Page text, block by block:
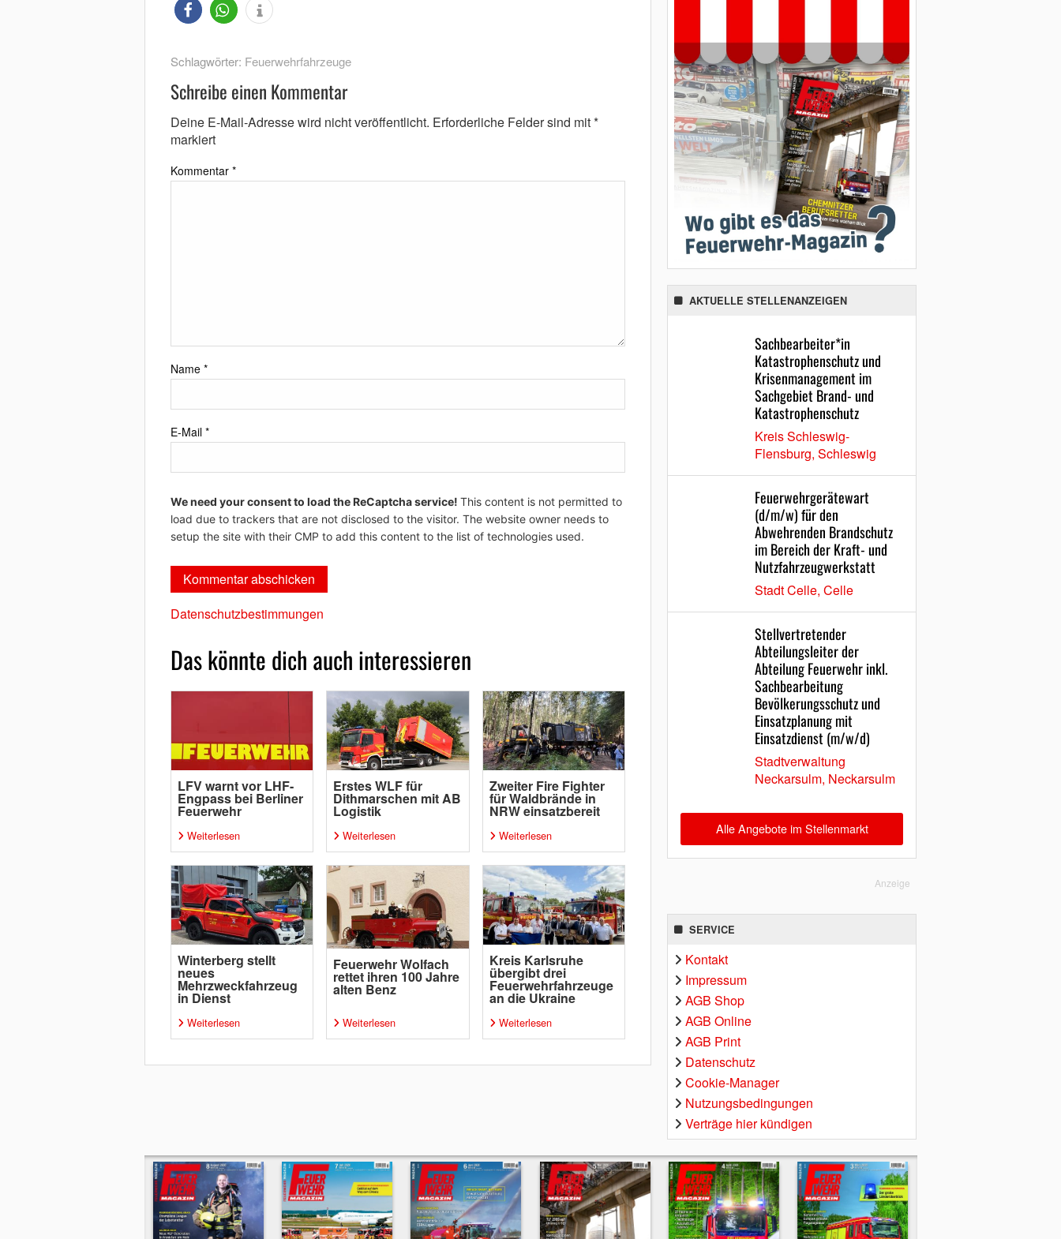
Schlagwörter: Feuerwehrfahrzeuge
Schreibe einen Kommentar
Deine E-Mail-Adresse wird nicht veröffentlicht. Erforderliche Felder sind mit*
markiert
Kommentar *
Name *
E-Mail *
We need your consent to load the ReCaptcha service! This content is not permitted to
load due to trackers that are not disclosed to the visitor. The website owner needs to
setup the site with their CMP to add this content to the list of technologies used.
Datenschutzbestimmungen
Das könnte dich auch interessieren
LFV warnt vor LHF-
Engpass bei Berliner
Feuerwehr
Weiterlesen
Erstes WLF für
Dithmarschen mit AB
Logistik
Weiterlesen
Zweiter Fire Fighter
für Waldbrände in
NRW einsatzbereit
Weiterlesen
Winterberg stellt
neues
Mehrzweckfahrzeug
in Dienst
Weiterlesen
Feuerwehr Wolfach
rettet ihren 100 Jahre
alten Benz
Weiterlesen
Kreis Karlsruhe
übergibt drei
Feuerwehrfahrzeuge
an die Ukraine
Weiterlesen
AKTUELLE STELLENANZEIGEN
Sachbearbeiter*in
Katastrophenschutz und
Krisenmanagement im
Sachgebiet Brand- und
Katastrophenschutz
Kreis Schleswig-
Flensburg, Schleswig
Feuerwehrgerätewart
(d/m/w) für den
Abwehrenden Brandschutz
im Bereich der Kraft- und
Nutzfahrzeugwerkstatt
Stadt Celle, Celle
Stellvertretender
Abteilungsleiter der
Abteilung Feuerwehr inkl.
Sachbearbeitung
Bevölkerungsschutz und
Einsatzplanung mit
Einsatzdienst (m/w/d)
Stadtverwaltung
Neckarsulm, Neckarsulm
Alle Angebote im Stellenmarkt
Anzeige
SERVICE
Kontakt
Impressum
AGB Shop
AGB Online
AGB Print
Datenschutz
Cookie-Manager
Nutzungsbedingungen
Verträge hier kündigen